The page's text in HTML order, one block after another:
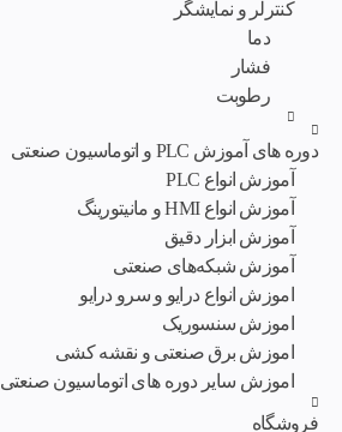
کنترلر و نمایشگر
دما
فشار
رطوبت
دوره های آموزش PLC و اتوماسیون صنعتی
آموزش انواع PLC
آموزش انواع HMI و مانیتورینگ
آموزش ابزار دقیق
آموزش شبکه‌های صنعتی
اموزش انواع درایو و سرو درایو
اموزش سنسوریک
اموزش برق صنعتی و نقشه کشی
اموزش سایر دوره های اتوماسیون صنعتی
فروشگاه